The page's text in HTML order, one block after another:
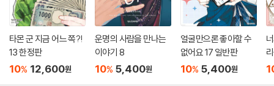
타몬 군 지금 어느 쪽?!
13 한정판
10% 12,600원
운명의 사람을 만나는
이야기 8
10% 5,400원
얼굴만으론 좋아할 수
없어요 17 일반판
10% 5,400원